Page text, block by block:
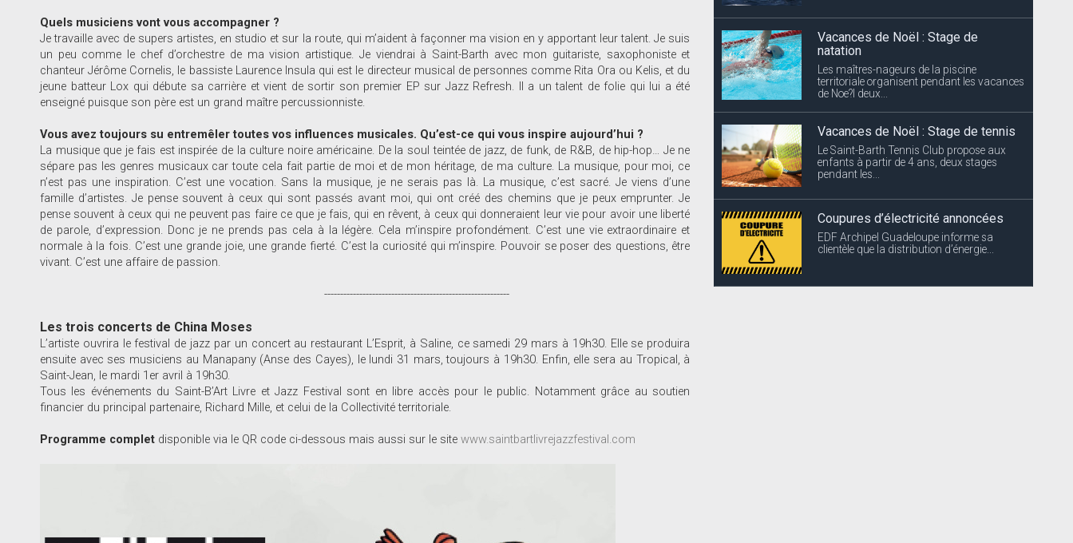
Quels musiciens vont vous accompagner ?
Je travaille avec de supers artistes, en studio et sur la route, qui m’aident à façonner ma vision en y apportant leur talent. Je suis
un peu comme le chef d’orchestre de ma vision artistique. Je viendrai à Saint-Barth avec mon guitariste, saxophoniste et
chanteur Jérôme Cornelis, le bassiste Laurence Insula qui est le directeur musical de personnes comme Rita Ora ou Kelis, et du
jeune batteur Lox qui débute sa carrière et vient de sortir son premier EP sur Jazz Refresh. Il a un talent de folie qui lui a été
enseigné puisque son père est un grand maître percussionniste.
Vous avez toujours su entremêler toutes vos influences musicales. Qu’est-ce qui vous inspire aujourd’hui ?
La musique que je fais est inspirée de la culture noire américaine. De la soul teintée de jazz, de funk, de R&B, de hip-hop… Je ne
sépare pas les genres musicaux car toute cela fait partie de moi et de mon héritage, de ma culture. La musique, pour moi, ce
n’est pas une inspiration. C’est une vocation. Sans la musique, je ne serais pas là. La musique, c’est sacré. Je viens d’une
famille d’artistes. Je pense souvent à ceux qui sont passés avant moi, qui ont créé des chemins que je peux emprunter. Je
pense souvent à ceux qui ne peuvent pas faire ce que je fais, qui en rêvent, à ceux qui donneraient leur vie pour avoir une liberté
de parole, d’expression. Donc je ne prends pas cela à la légère. Cela m’inspire profondément. C’est une vie extraordinaire et
normale à la fois. C’est une grande joie, une grande fierté. C’est la curiosité qui m’inspire. Pouvoir se poser des questions, être
vivant. C’est une affaire de passion.
----------------------------------------------------------
Les trois concerts de China Moses
L’artiste ouvrira le festival de jazz par un concert au restaurant L’Esprit, à Saline, ce samedi 29 mars à 19h30. Elle se produira
ensuite avec ses musiciens au Manapany (Anse des Cayes), le lundi 31 mars, toujours à 19h30. Enfin, elle sera au Tropical, à
Saint-Jean, le mardi 1er avril à 19h30.
Tous les événements du Saint-B’Art Livre et Jazz Festival sont en libre accès pour le public. Notamment grâce au soutien
financier du principal partenaire, Richard Mille, et celui de la Collectivité territoriale.
Programme complet disponible via le QR code ci-dessous mais aussi sur le site www.saintbartlivrejazzfestival.com
Vacances de Noël : Stage de
natation
Les maîtres-nageurs de la piscine
territoriale organisent pendant les vacances
de Noe?l deux...
Vacances de Noël : Stage de tennis
Le Saint-Barth Tennis Club propose aux
enfants à partir de 4 ans, deux stages
pendant les...
Coupures d’électricité annoncées
EDF Archipel Guadeloupe informe sa
clientèle que la distribution d’énergie...